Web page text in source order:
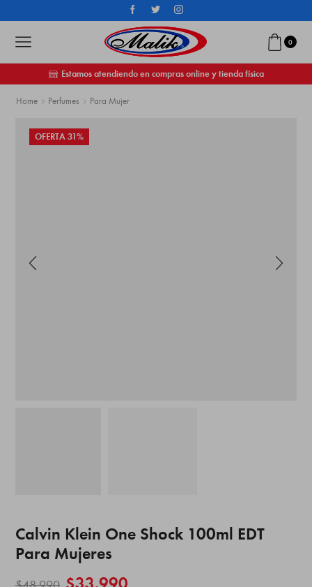
0
Estamos atendiendo en compras online y tienda física
Home Perfumes Para Mujer
OFERTA 31%
Calvin Klein One Shock 100ml EDT
Para Mujeres